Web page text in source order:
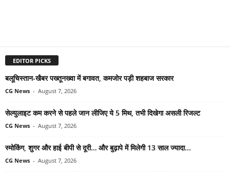
EDITOR PICKS
बलूचिस्तान-खैबर पख्तूनख्वा में बगावत, कमजोर पड़ी शहबाज सरकार
CG News - August 7, 2026
सेल्युलाइट कम करने से पहले जान लीजिए ये 5 मिथ, तभी दिखेगा असली रिजल्ट
CG News - August 7, 2026
स्मोकिंग, शुगर और हाई बीपी से दूरी… और बुढ़ापे में मिलेगी 13 साल ज्यादा...
CG News - August 7, 2026